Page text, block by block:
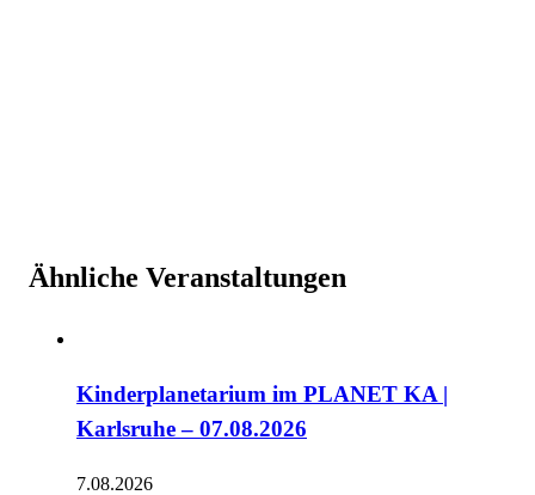
Ähnliche Veranstaltungen
Kinderplanetarium im PLANET KA |
Karlsruhe – 07.08.2026
7.08.2026